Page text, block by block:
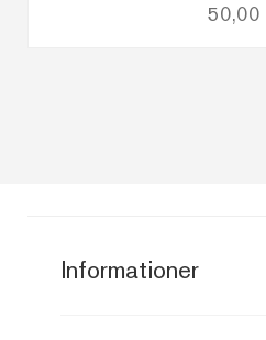
50,00
Informationer